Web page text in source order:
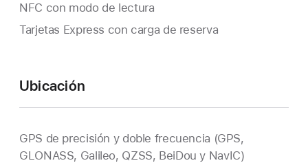
NFC con modo de lectura
Tarjetas Express con carga de reserva
Ubicación
GPS de precisión y doble frecuencia (GPS,
GLONASS, Galileo, QZSS, BeiDou y NavIC)